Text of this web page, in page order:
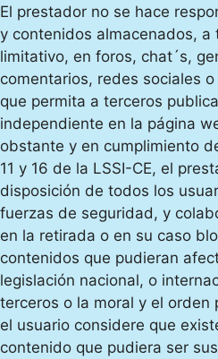
El prestador no se hace
y contenidos almacenados,
limitativo, en foros, chat´s,
comentarios, redes sociales
que permita a terceros
independiente en la página
obstante y en cumplimiento
11 y 16 de la LSSI-CE, el
disposición de todos los
fuerzas de seguridad, y
en la retirada o en su caso
contenidos que pudieran
legislación nacional, o
terceros o la moral y el orden
el usuario considere que
contenido que pudiera ser